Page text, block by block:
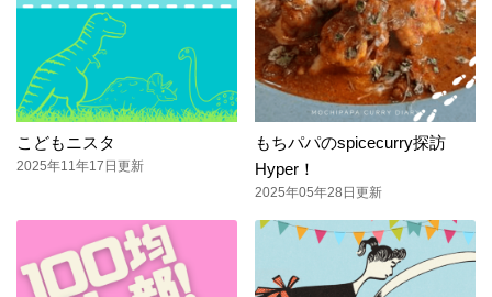
こどもニスタ
2025年11年17日更新
もちパパのspicecurry探訪
Hyper！
2025年05年28日更新